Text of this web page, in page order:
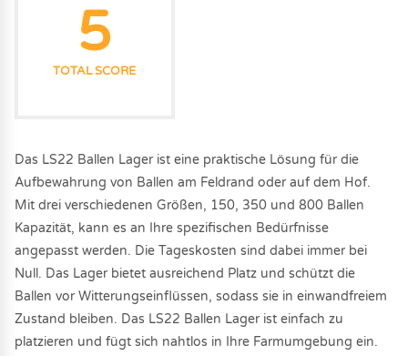
5
TOTAL SCORE
Das LS22 Ballen Lager ist eine praktische Lösung für die
Aufbewahrung von Ballen am Feldrand oder auf dem Hof.
Mit drei verschiedenen Größen, 150, 350 und 800 Ballen
Kapazität, kann es an Ihre spezifischen Bedürfnisse
angepasst werden. Die Tageskosten sind dabei immer bei
Null. Das Lager bietet ausreichend Platz und schützt die
Ballen vor Witterungseinflüssen, sodass sie in einwandfreiem
Zustand bleiben. Das LS22 Ballen Lager ist einfach zu
platzieren und fügt sich nahtlos in Ihre Farmumgebung ein.